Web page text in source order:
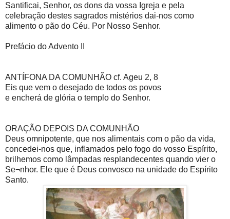
Santificai, Senhor, os dons da vossa Igreja e pela
celebração destes sagrados mistérios dai-nos como
alimento o pão do Céu. Por Nosso Senhor.
Prefácio do Advento II
ANTÍFONA DA COMUNHÃO cf. Ageu 2, 8
Eis que vem o desejado de todos os povos
e encherá de glória o templo do Senhor.
ORAÇÃO DEPOIS DA COMUNHÃO
Deus omnipotente, que nos alimentais com o pão da vida,
concedei-nos que, inflamados pelo fogo do vosso Espírito,
brilhemos como lâmpadas resplandecentes quando vier o
Se¬nhor. Ele que é Deus convosco na unidade do Espírito
Santo.